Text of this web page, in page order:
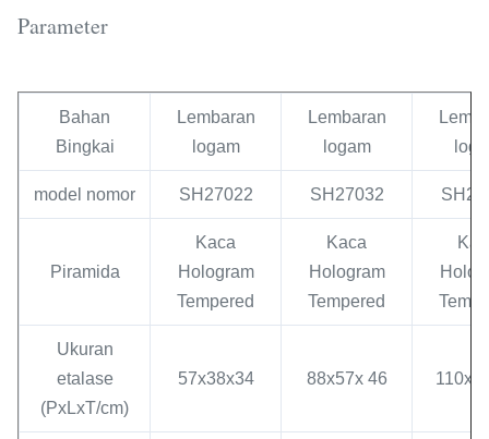
Parameter
Bahan
Bingkai
Lembaran
logam
Lembaran
logam
model nomor SH27022 SH27032
Piramida
Kaca
Hologram
Tempered
Kaca
Hologram
Tempered
Ukuran
etalase
(PxLxT/cm)
57x38x34 88x57x 46